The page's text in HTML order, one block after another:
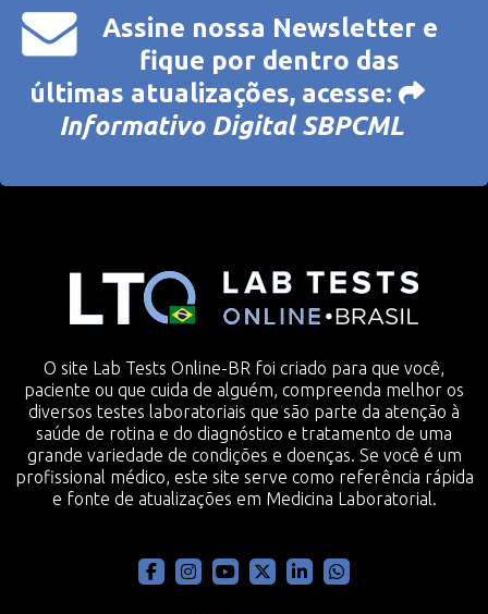
Assine nossa Newsletter e
fique por dentro das
últimas atualizações, acesse:
Informativo Digital SBPCML
O site Lab Tests Online-BR foi criado para que você,
paciente ou que cuida de alguém, compreenda melhor os
diversos testes laboratoriais que são parte da atenção à
saúde de rotina e do diagnóstico e tratamento de uma
grande variedade de condições e doenças. Se você é um
profissional médico, este site serve como referência rápida
e fonte de atualizações em Medicina Laboratorial.